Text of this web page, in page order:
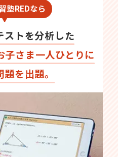
塾REDなら
ストを分析した
子さま一人ひとりに
を出題。